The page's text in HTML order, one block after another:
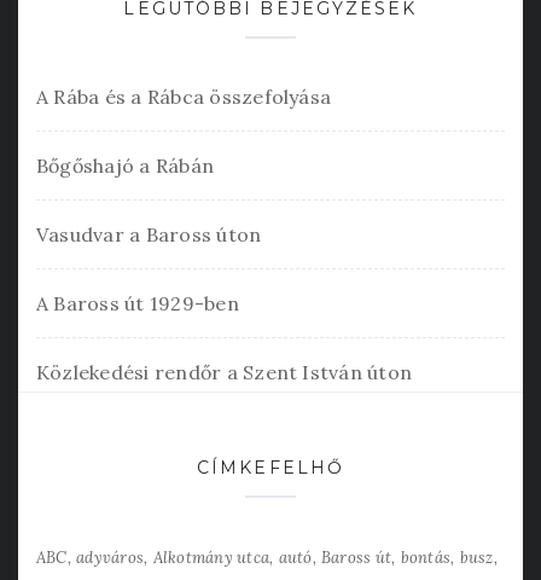
LEGUTÓBBI BEJEGYZÉSEK
A Rába és a Rábca összefolyása
Bőgőshajó a Rábán
Vasudvar a Baross úton
A Baross út 1929-ben
Közlekedési rendőr a Szent István úton
CÍMKEFELHŐ
ABC adyváros Alkotmány utca autó Baross út bontás busz